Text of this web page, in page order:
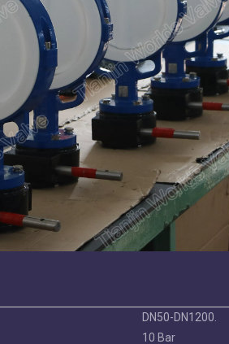
DN50-DN1200.
10 Bar